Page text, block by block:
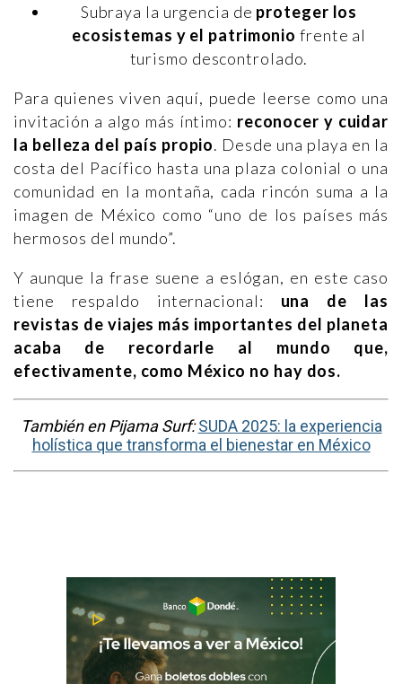
Subraya la urgencia de proteger los
ecosistemas y el patrimonio frente al
turismo descontrolado.
Para quienes viven aquí, puede leerse como una
invitación a algo más íntimo: reconocer y cuidar
la belleza del país propio. Desde una playa en la
costa del Pacífico hasta una plaza colonial o una
comunidad en la montaña, cada rincón suma a la
imagen de México como “uno de los países más
hermosos del mundo”.
Y aunque la frase suene a eslógan, en este caso
tiene respaldo internacional: una de las
revistas de viajes más importantes del planeta
acaba de recordarle al mundo que,
efectivamente, como México no hay dos.
También en Pijama Surf: SUDA 2025: la experiencia
holística que transforma el bienestar en México